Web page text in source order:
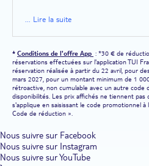
La meilleure période pour explorer
agréable et moins de foule. L’été
touristique et les températures
festivités comme Noël à New York
Incontournables à faire le
l’Empire State Building ou
MoMA.
- Philadelphie: Visitez
historique, et dégustez un "Philly
... Lire la suite
* Conditions de l'offre App : *30 € de
réservations effectuées sur l'application TUI
réservation réalisée à partir du 22 avril, pour
mars 2027, pour un montant minimum de 1
rétroactive, non cumulable avec un autre code
disponibilités. Les prix affichés ne tiennent pas
s'applique en saisissant le code promotionnel
Code de réduction ».
Nous suivre sur Facebook
Nous suivre sur Instagram
Nous suivre sur YouTube